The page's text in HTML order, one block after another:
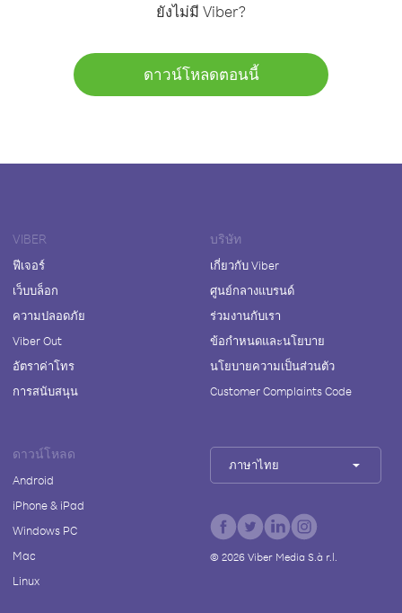
ยังไม่มี Viber?
ดาวน์โหลดตอนนี้
VIBER
ฟีเจอร์
เว็บบล็อก
ความปลอดภัย
Viber Out
อัตราค่าโทร
การสนับสนุน
บริษัท
เกี่ยวกับ Viber
ศูนย์กลางแบรนด์
ร่วมงานกับเรา
ข้อกำหนดและนโยบาย
นโยบายความเป็นส่วนตัว
Customer Complaints Code
ดาวน์โหลด
Android
iPhone & iPad
Windows PC
Mac
Linux
ภาษาไทย
© 2026Viber Media S.à r.l.